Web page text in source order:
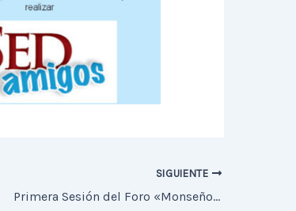
SIGUIENTE
Primera Sesión del Foro «Monseñor Álvarez Allende»